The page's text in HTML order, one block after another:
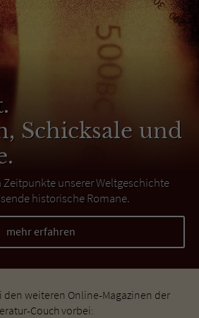
Schicksale und
Zeitpunkte unserer Weltgeschichte
historische Romane.
mehr erfahren
den weiteren Online-Magazinen der
Couch vorbei: